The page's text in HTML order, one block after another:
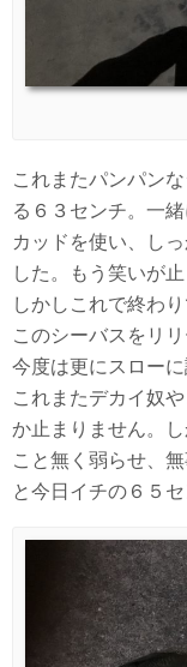
これまたパンパン
る６３センチ。一
カッドを使い、し
した。もう笑いが
しかしこれで終わ
このシーバスをリ
今度は更にスロー
これまたデカイ奴
か止まりません。
こと無く弱らせ、
と今日イチの６５